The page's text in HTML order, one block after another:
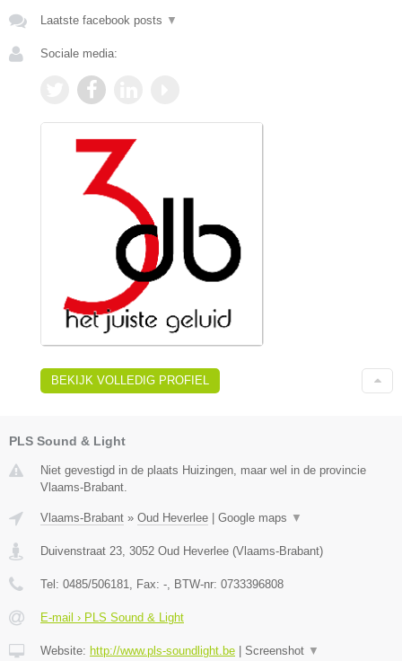
Laatste facebook posts ▼
Sociale media:
BEKIJK VOLLEDIG PROFIEL
PLS Sound & Light
Niet gevestigd in de plaats Huizingen, maar wel in de provincie
Vlaams-Brabant.
Vlaams-Brabant » Oud Heverlee Google maps ▼
Duivenstraat 23 3052 Oud Heverlee (Vlaams-Brabant)
Tel: 0485/506181 , Fax: - , BTW-nr: 0733396808
E-mail › PLS Sound & Light
Website: http://www.pls-soundlight.be Screenshot ▼